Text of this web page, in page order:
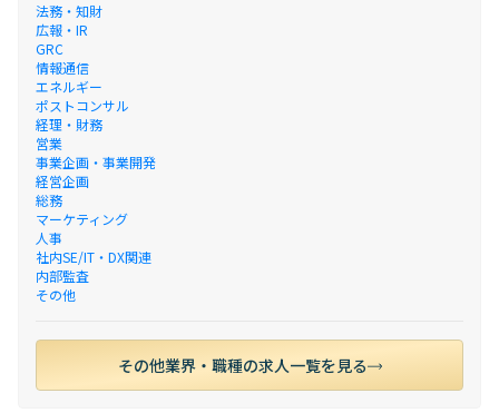
法務・知財
広報・IR
GRC
情報通信
エネルギー
ポストコンサル
経理・財務
営業
事業企画・事業開発
経営企画
総務
マーケティング
人事
社内SE/IT・DX関連
内部監査
その他
その他業界・職種の求人一覧を見る